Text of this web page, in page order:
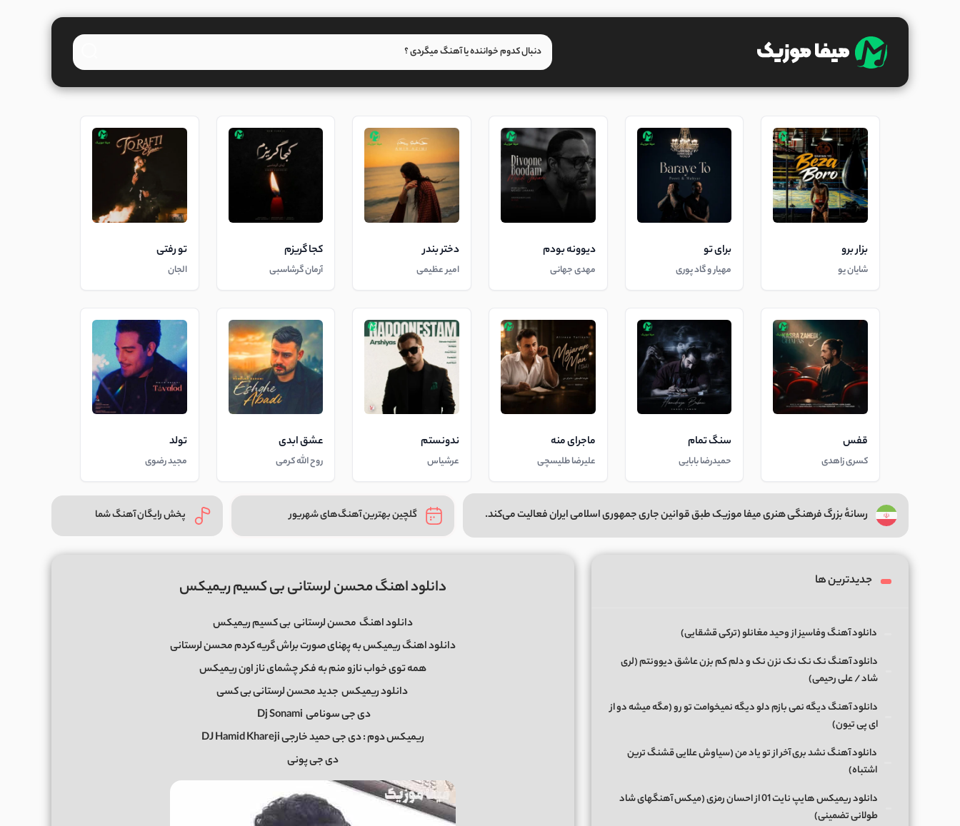
بزار برو
شایان یو
برای تو
مهیار و گاد پوری
دیوونه بودم
مهدی جهانی
دختر بندر
امیر عظیمی
کجا گریزم
آرمان گرشاسبی
تو رفتی
الجان
قفس
کسری زاهدی
سنگ تمام
حمیدرضا بابایی
ماجرای منه
علیرضا طلیسچی
ندونستم
عرشیاس
عشق ابدی
روح الله کرمی
تولد
مجید رضوی
رسانهٔ بزرگ فرهنگی هنری میفا موزیک طبق قوانین جاری جمهوری اسلامی ایران فعالیت می‌کند. گلچین بهترین آهنگ‌های شهریور پخش رایگان آهنگ شما
دانلود اهنگ محسن لرستانی بی کسیم ریمیکس
دانلود اهنگ محسن لرستانیبی کسیم ریمیکس
دانلود اهنگ ریمیکس به پهنای صورت براش گریه کردم محسن لرستانی
همه توی خواب نازو منم به فکر چشمای ناز اون ریمیکس
دانلود ریمیکس جدید محسن لرستانی بی کسی
دی جی سونامی Dj Sonami
ریمیکس دوم : دی جی حمید خارجی DJ Hamid Khareji
دی جی پونی
جدیدترین ها
دانلود آهنگ وفاسیز از وحید مغانلو (ترکی قشقایی)
دانلود آهنگ نک نک نک نزن نک و دلم کم بزن عاشق دیوونتم (لری
شاد / علی رحیمی)
دانلود آهنگ دیگه نمی بازم دلو دیگه نمیخوامت تو رو (مگه میشه دو از
ای پی تیون)
دانلود آهنگ نشد بری آخر از تو یاد من (سیاوش علایی قشنگ ترین
اشتباه)
دانلود ریمیکس هایپ نایت 01 از احسان رمزی (میکس آهنگهای شاد
طولانی تضمینی)